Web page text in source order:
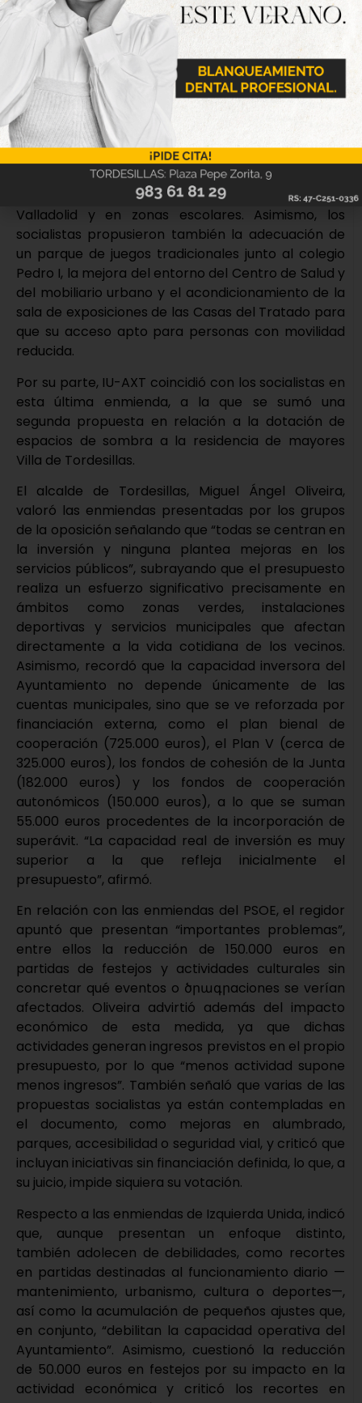
Votos a favor de PP y VOX y votos en contra de
PSOE e IU-AXT
En la sesión plenaria, tanto el Partido Socialista
como IU-Alternativa por Tordesillas plantearon
una batería de enmiendas que no contaron con el
respaldo del gobierno local. Entre las propuestas
del PSOE se incluía la mejora en el alumbrado
público, concretamente en la calle Murcia, en el
barrio de San Lázaro y la instalación de radares
pedagógicos en la entrada de la avenida de
Valladolid y en zonas escolares. Asimismo, los
socialistas propusieron también la adecuación de
un parque de juegos tradicionales junto al colegio
Pedro I, la mejora del entorno del Centro de Salud y
del mobiliario urbano y el acondicionamiento de la
sala de exposiciones de las Casas del Tratado para
que su acceso apto para personas con movilidad
reducida.
Por su parte, IU-AXT coincidió con los socialistas en
esta última enmienda, a la que se sumó una
segunda propuesta en relación a la dotación de
espacios de sombra a la residencia de mayores
Villa de Tordesillas.
El alcalde de Tordesillas, Miguel Ángel Oliveira,
valoró las enmiendas presentadas por los grupos
de la oposición señalando que “todas se centran en
la inversión y ninguna plantea mejoras en los
servicios públicos”, subrayando que el presupuesto
realiza un esfuerzo significativo precisamente en
ámbitos como zonas verdes, instalaciones
deportivas y servicios municipales que afectan
directamente a la vida cotidiana de los vecinos.
Asimismo, recordó que la capacidad inversora del
Ayuntamiento no depende únicamente de las
cuentas municipales, sino que se ve reforzada por
financiación externa, como el plan bienal de
cooperación (725.000 euros), el Plan V (cerca de
325.000 euros), los fondos de cohesión de la Junta
(182.000 euros) y los fondos de cooperación
autonómicos (150.000 euros), a lo que se suman
55.000 euros procedentes de la incorporación de
superávit. “La capacidad real de inversión es muy
superior a la que refleja inicialmente el
presupuesto”, afirmó.
En relación con las enmiendas del PSOE, el regidor
apuntó que presentan “importantes problemas”,
entre ellos la reducción de 150.000 euros en
partidas de festejos y actividades culturales sin
concretar qué eventos o ծրագրaciones se verían
afectados. Oliveira advirtió además del impacto
económico de esta medida, ya que dichas
actividades generan ingresos previstos en el propio
presupuesto, por lo que “menos actividad supone
menos ingresos”. También señaló que varias de las
propuestas socialistas ya están contempladas en
el documento, como mejoras en alumbrado,
parques, accesibilidad o seguridad vial, y criticó que
incluyan iniciativas sin financiación definida, lo que, a
su juicio, impide siquiera su votación.
Respecto a las enmiendas de Izquierda Unida, indicó
que, aunque presentan un enfoque distinto,
también adolecen de debilidades, como recortes
en partidas destinadas al funcionamiento diario —
mantenimiento, urbanismo, cultura o deportes—,
así como la acumulación de pequeños ajustes que,
en conjunto, “debilitan la capacidad operativa del
Ayuntamiento”. Asimismo, cuestionó la reducción
de 50.000 euros en festejos por su impacto en la
actividad económica y criticó los recortes en